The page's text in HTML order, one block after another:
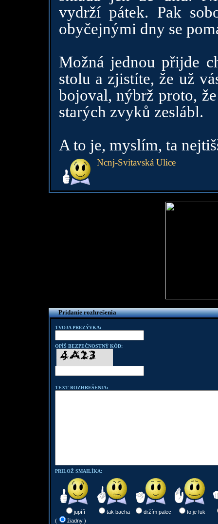
vydrží pátek. Pak
obyčejnými dny se
Možná jednou přijde
stolu a zjistíte, že už
bojoval, nýbrž proto,
starých zvyků zeslábl.
A to je, myslím, ta
Ncnj-Svitavská Ulice
Pridanie rozhrešenia
TVOJA PREZÝVKA:
OPÍŠ BEZPEČNOSTNÝ KÓD:
TEXT ROZHREŠENIA:
PRILOŽ SMAILÍKA:
jupííí tak bacha držím palec
to je fuk
(
žiadny )